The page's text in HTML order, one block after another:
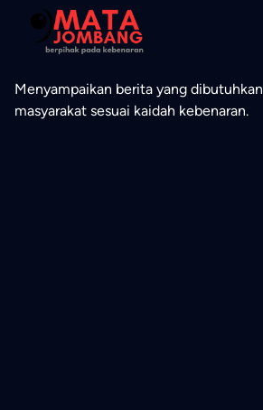
Menyampaikan berita yang dibutuhkan
masyarakat sesuai kaidah kebenaran.